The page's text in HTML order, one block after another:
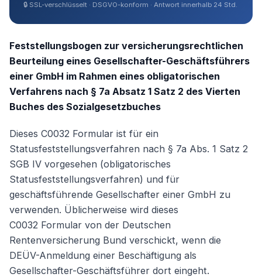
Sie sind? *
Geschäftsführer (Angestellt /
Gesellschafter)
Angestellter
🔒 SSL-verschlüsselt · DSGVO-konform · Antwort innerhalb 24 Std.
Feststellungsbogen zur versicherungsrechtlichen
Beurteilung eines Gesellschafter-Geschäftsführers
einer GmbH im Rahmen eines obligatorischen
Verfahrens nach § 7a Absatz 1 Satz 2 des Vierten
Buches des Sozialgesetzbuches
Dieses C0032 Formular ist für ein
Statusfeststellungsverfahren nach § 7a Abs. 1 Satz 2
SGB IV vorgesehen (obligatorisches
Statusfeststellungsverfahren) und für
geschäftsführende Gesellschafter einer GmbH zu
verwenden. Üblicherweise wird dieses
C0032 Formular von der Deutschen
Rentenversicherung Bund verschickt, wenn die
DEÜV-Anmeldung einer Beschäftigung als
Gesellschafter-Geschäftsführer dort eingeht.